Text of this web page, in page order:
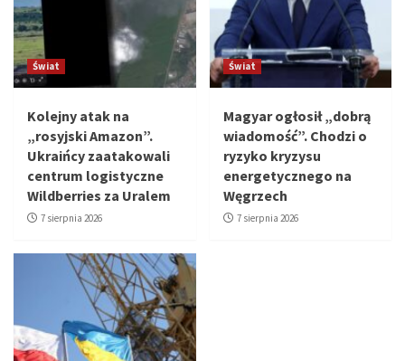
Świat
Kolejny atak na
„rosyjski Amazon”.
Ukraińcy zaatakowali
centrum logistyczne
Wildberries za Uralem
7 sierpnia 2026
Świat
Magyar ogłosił „dobrą
wiadomość”. Chodzi o
ryzyko kryzysu
energetycznego na
Węgrzech
7 sierpnia 2026